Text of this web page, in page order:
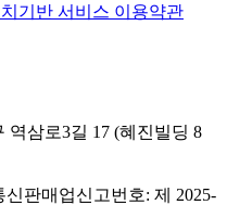
기반 서비스 이용약관
삼로3길 17 (혜진빌딩 8
신판매업신고번호: 제 2025-